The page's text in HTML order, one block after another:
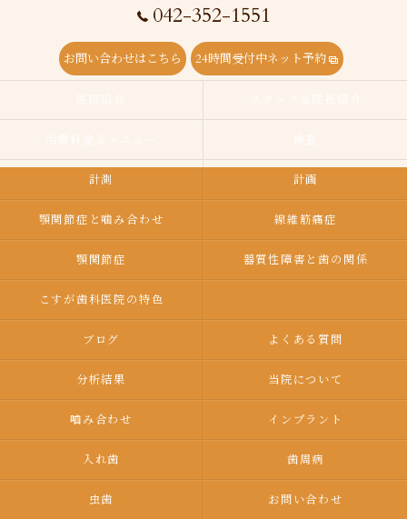
042-352-1551
お問い合わせはこちら 24時間受付中ネット予約
計測 計画
顎関節症と噛み合わせ 線維筋痛症
顎関節症 器質性障害と歯の関係
こすが歯科医院の特色
ブログ よくある質問
分析結果 当院について
嚙み合わせ インプラント
入れ歯 歯周病
虫歯 お問い合わせ